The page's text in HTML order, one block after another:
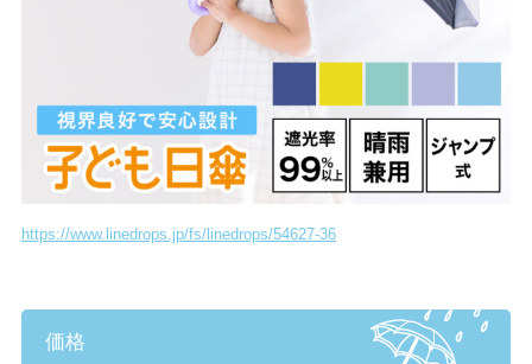
https://www.linedrops.jp/fs/linedrops/54627-36
価格